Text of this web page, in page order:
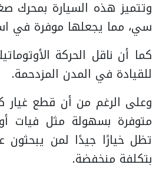
سي، مما يجعلها موفرة في
كما أن ناقل الحركة
للقيادة في المدن المزدحمة.
وعلى الرغم من أن قطع غيار
متوفرة بسهولة مثل فيات أو
تظل خيارًا جيدًا لمن يبحثون
بتكلفة منخفضة.